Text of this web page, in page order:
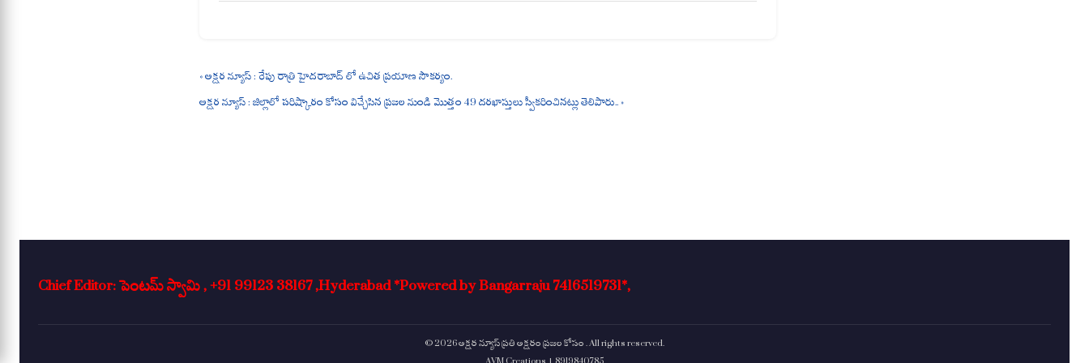
ts
pp
bogr
m
re
« అక్షర న్యూస్ : రేపు రాత్రి హైదరాబాద్ లో ఉచిత ప్రయాణ సౌకర్యం.
అక్షర న్యూస్ : జిల్లాలో పరిష్కారం కోసం విచ్చేసిన ప్రజల నుండి మొత్తం 49 దరఖాస్తులు స్వీకరించినట్లు తెలిపారు.. »
Chief Editor: పెంటమ్ స్వామి , +91 99123 38167 ,Hyderabad *Powered by Bangarraju 7416519731*,
© 2026 అక్షర న్యూస్ ప్రతి అక్షరం ప్రజల కోసం . All rights reserved.